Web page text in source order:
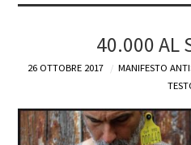
ACQUISTALO
CHI
40.000 AL
26 OTTOBRE 2017 MANIFESTO